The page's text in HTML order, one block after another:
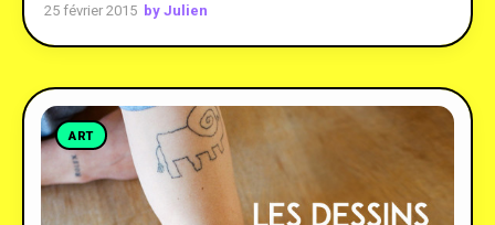
25 février 2015 by Julien
ART